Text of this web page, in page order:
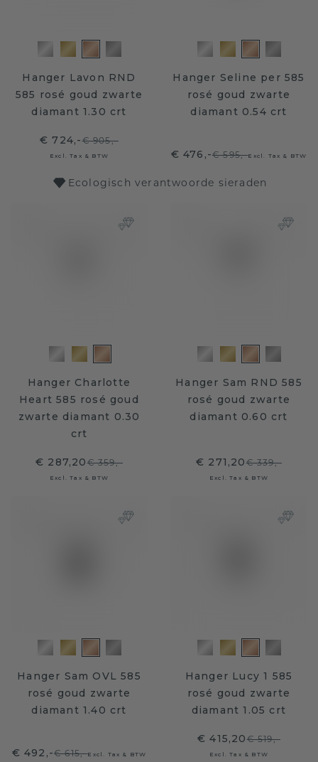
Hanger Lavon RND
585 rosé goud zwarte
diamant 1.30 crt
€ 724,-€ 905,-
Excl. Tax & BTW
Hanger Seline per 585
rosé goud zwarte
diamant 0.54 crt
€ 476,-€ 595,-Excl. Tax & BTW
Ecologisch verantwoorde sieraden
Hanger Charlotte
Heart 585 rosé goud
zwarte diamant 0.30
crt
€ 287,20€ 359,-
Excl. Tax & BTW
Hanger Sam RND 585
rosé goud zwarte
diamant 0.60 crt
€ 271,20€ 339,-
Excl. Tax & BTW
Hanger Sam OVL 585
rosé goud zwarte
diamant 1.40 crt
€ 492,-€ 615,-Excl. Tax & BTW
Hanger Lucy 1 585
rosé goud zwarte
diamant 1.05 crt
€ 415,20€ 519,-
Excl. Tax & BTW